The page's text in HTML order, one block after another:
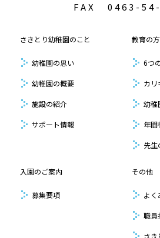
FAX
0463-
さきとり幼稚園のこと
幼稚園の思い
幼稚園の概要
施設の紹介
サポート情報
教育の
6つ
カリ
幼稚
年間
先生
入園のご案内
募集要項
その他
よく
職員
さき